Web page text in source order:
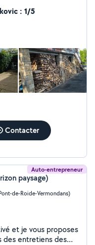
des espaces verts.
: 1/5
Contacter
Auto-entrepreneur
paysage)
de-Roide-Vermondans)